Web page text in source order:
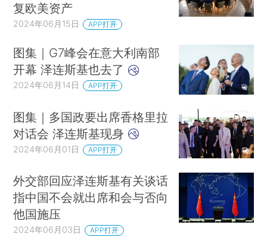
复欧美资产
2024年06月15日 APP打开
图集｜G7峰会在意大利南部
开幕 泽连斯基也去了
2024年06月14日 APP打开
图集｜多国政要出席香格里拉
对话会 泽连斯基现身
2024年06月01日 APP打开
外交部回应泽连斯基有关谈话
指中国不会就出席和会与否向
他国施压
2024年06月03日 APP打开